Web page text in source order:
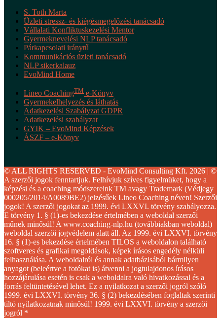
S. Toth Marta
Üzleti stressz- és kiégésmegelőzési tanácsadó
Vállalati Konfliktuskezelési Mentor
Gyermeknevelési NLP tanácsadó
Párkapcsolati iránytű
Kommunikációs üzleti tanácsadó
NLP sikerkalauz
EvoMind Home
Lineo CoachingTM e-Könyv
Gyermekelhelyezés és láthatás
Adatkezelési Szabályzat GDPR
Adatkezelési szabályzat
GYIK – EvoMind Képzések
ÁSZF – e-Könyv
© ALL RIGHTS RESERVED - EvoMind Consulting Kft. 2026 | ©
A szerzői jogok fenntartjuk. Felhívjuk szíves figyelmüket, hogy a
képzési és a coaching módszereink TM avagy Trademark (Védjegy
000205/2014/A0089BE2) jelzésűek Lineo Coaching néven! Szerzői
jogok! A szerzői jogokat az 1999. évi LXXVI. törvény szabályozza.
E törvény 1. § (1)-es bekezdése értelmében a weboldal szerzői
műnek minősül! A www.coaching-nlp.hu (továbbiakban weboldal)
weboldal szerzői jogvédelem alatt áll. Az 1999. évi LXXVI. törvény
16. § (1)-es bekezdése értelmében TILOS a weboldalon található
szoftveres és grafikai megoldások, képek írásos engedély nélküli
felhasználása. A weboldalról és annak adatbázisából bármilyen
anyagot (beleértve a fotókat is) átvenni a jogtulajdonos írásos
hozzájárulása esetén is csak a weboldalra való hivatkozással és a
forrás feltüntetésével lehet. Ez a nyilatkozat a szerzői jogról szóló
1999. évi LXXVI. törvény 36. § (2) bekezdésében foglaltak szerinti
tiltó nyilatkozatnak minősül! 1999. évi LXXVI. törvény a szerzői
jogról *